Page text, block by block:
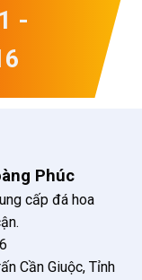
-
Phúc
cấp đá hoa
Cần Giuộc, Tỉnh